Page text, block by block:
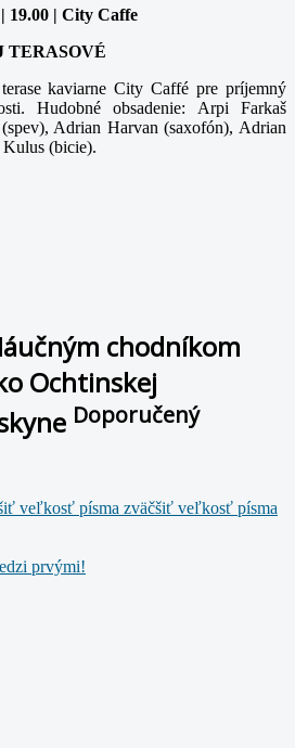
19.00 | City Caffe
TERASOVÉ
kaviarne City Caffé pre príjemný
Hudobné obsadenie: Arpi Farkaš
Adrian Harvan (saxofón), Adrian
Kulus (bicie).
chodníkom
Ochtinskej
Doporučený
veľkosť písma zväčšiť veľkosť písma
prvými!